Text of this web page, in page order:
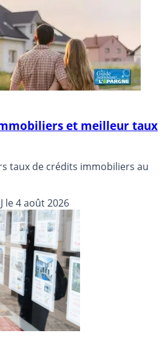
et meilleur taux
taux de crédits immobiliers au
le4 août 2026